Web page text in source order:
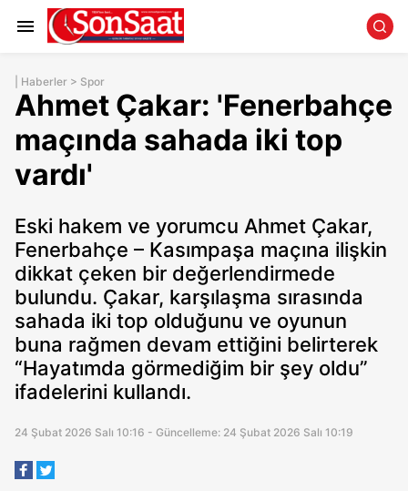
Haberler > Spor
Ahmet Çakar: 'Fenerbahçe
maçında sahada iki top
vardı'
Eski hakem ve yorumcu Ahmet Çakar,
Fenerbahçe – Kasımpaşa maçına ilişkin
dikkat çeken bir değerlendirmede
bulundu. Çakar, karşılaşma sırasında
sahada iki top olduğunu ve oyunun
buna rağmen devam ettiğini belirterek
“Hayatımda görmediğim bir şey oldu”
ifadelerini kullandı.
24 Şubat 2026 Salı 10:16 - Güncelleme: 24 Şubat 2026 Salı 10:19